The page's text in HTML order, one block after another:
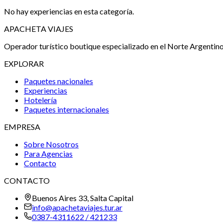
No hay experiencias en esta categoría.
APACHETA VIAJES
Operador turístico boutique especializado en el Norte
EXPLORAR
Paquetes nacionales
Experiencias
Hotelería
Paquetes internacionales
EMPRESA
Sobre Nosotros
Para Agencias
Contacto
CONTACTO
Buenos Aires 33, Salta Capital
info@apachetaviajes.tur.ar
0387-4311622 / 421233